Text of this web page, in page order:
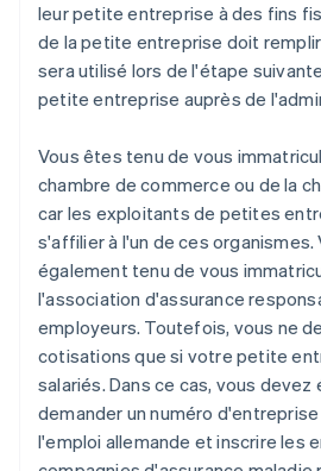
leur petite entreprise à des fins
de la petite entreprise doit
sera utilisé lors de l'étape
petite entreprise auprès de
Vous êtes tenu de vous
chambre de commerce ou de la
car les exploitants de petites
s'affilier à l'un de ces organismes.
également tenu de vous
l'association d'assurance
employeurs. Toutefois, vous ne
cotisations que si votre petite
salariés. Dans ce cas, vous devez
demander un numéro
l'emploi allemande et inscrire les